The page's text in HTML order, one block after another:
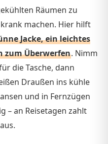
Räumen zu
machen. Hier hilft
Jacke, ein leichtes
zum Überwerfen. Nimm
die Tasche, dann
Draußen ins kühle
und in Fernzügen
– an Reisetagen zahlt